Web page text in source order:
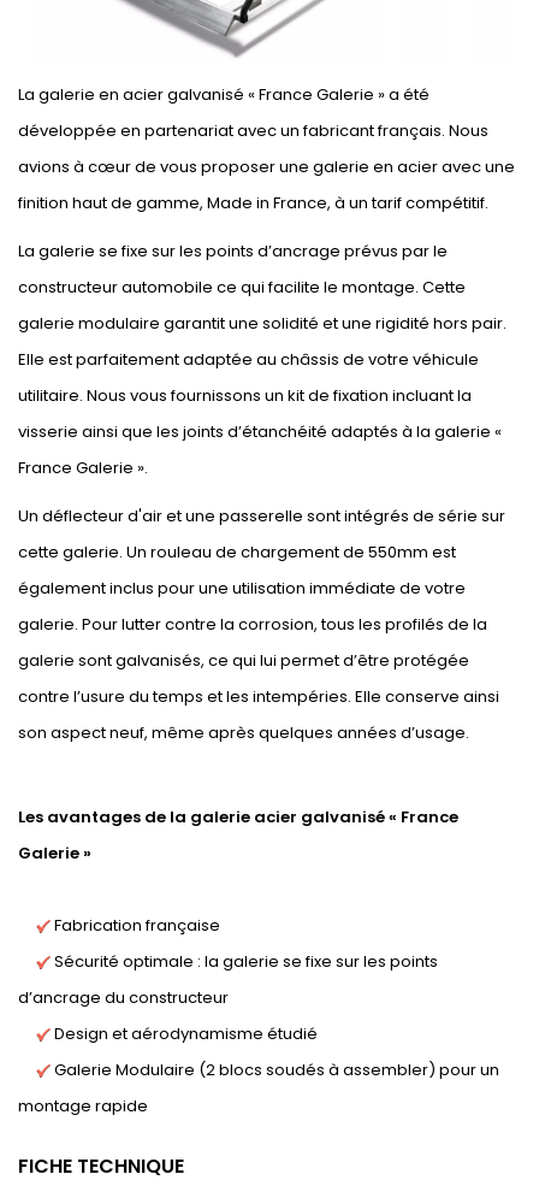
La galerie en acier galvanisé « France Galerie » a été
développée en partenariat avec un fabricant français. Nous
avions à cœur de vous proposer une galerie en acier avec une
finition haut de gamme, Made in France, à un tarif compétitif.
La galerie se fixe sur les points d’ancrage prévus par le
constructeur automobile ce qui facilite le montage. Cette
galerie modulaire garantit une solidité et une rigidité hors pair.
Elle est parfaitement adaptée au châssis de votre véhicule
utilitaire. Nous vous fournissons un kit de fixation incluant la
visserie ainsi que les joints d’étanchéité adaptés à la galerie «
France Galerie ».
Un déflecteur d'air et une passerelle sont intégrés de série sur
cette galerie. Un rouleau de chargement de 550mm est
également inclus pour une utilisation immédiate de votre
galerie. Pour lutter contre la corrosion, tous les profilés de la
galerie sont galvanisés, ce qui lui permet d’être protégée
contre l’usure du temps et les intempéries. Elle conserve ainsi
son aspect neuf, même après quelques années d’usage.
Les avantages de la galerie acier galvanisé « France
Galerie »
Fabrication française
Sécurité optimale : la galerie se fixe sur les points
d’ancrage du constructeur
Design et aérodynamisme étudié
Galerie Modulaire (2 blocs soudés à assembler) pour un
montage rapide
FICHE TECHNIQUE